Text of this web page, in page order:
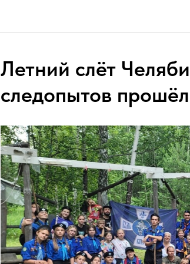
Летний слёт
следопытов